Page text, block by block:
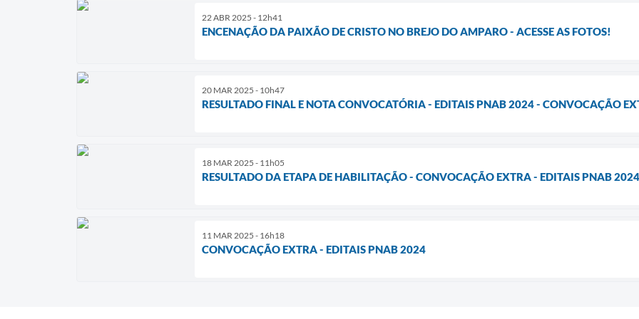
22 ABR 2025 - 12h41
ENCENAÇÃO DA PAIXÃO DE CRISTO NO BREJO DO AMPARO - ACESSE AS FOTOS!
20 MAR 2025 - 10h47
RESULTADO FINAL E NOTA CONVOCATÓRIA - EDITAIS PNAB 2024 - CONVOCAÇÃO
18 MAR 2025 - 11h05
RESULTADO DA ETAPA DE HABILITAÇÃO - CONVOCAÇÃO EXTRA - EDITAIS PNAB 2024
11 MAR 2025 - 16h18
CONVOCAÇÃO EXTRA - EDITAIS PNAB 2024